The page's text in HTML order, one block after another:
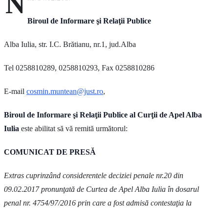
Biroul de Informare şi Relaţii Publice
Alba Iulia, str. I.C. Brătianu, nr.1, jud.Alba
Tel 0258810289, 0258810293, Fax 0258810286
E-mail cosmin.muntean@just.ro,
Biroul de Informare şi Relaţii Publice al Curţii de Apel Alba
Iulia este abilitat să vă remită următorul:
COMUNICAT DE PRESĂ
Extras cuprinzând considerentele deciziei penale nr.20 din
09.02.2017 pronunţată de Curtea de Apel Alba Iulia în dosarul
penal nr. 4754/97/2016 prin care a fost admisă contestaţia la